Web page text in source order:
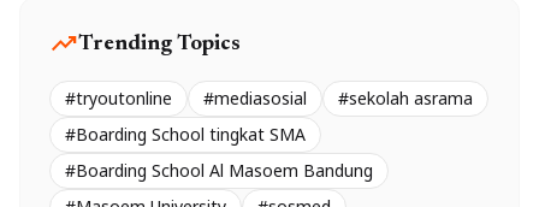
trending_upTrending Topics
#tryoutonline #mediasosial
#sekolah asrama
#Boarding School tingkat SMA
#Boarding School Al Masoem Bandung